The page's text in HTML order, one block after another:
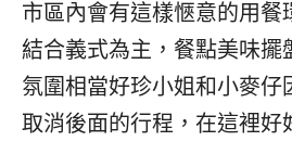
市區內會有這樣愜意的用餐
結合義式為主，餐點美味擺
氛圍相當好珍小姐和小麥仔
取消後面的行程，在這裡好